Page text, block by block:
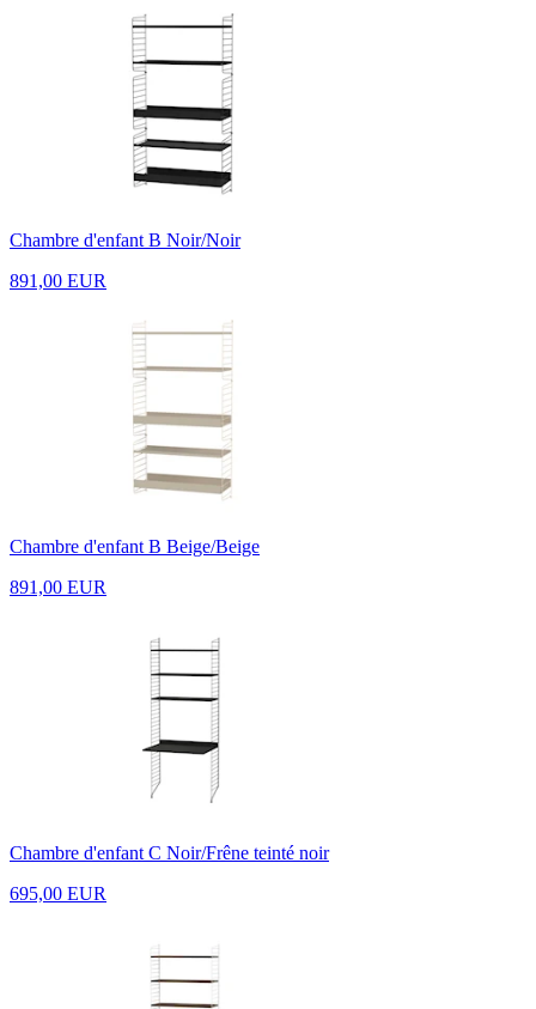
Chambre d'enfant B Noir/Noir
891,00 EUR
Chambre d'enfant B Beige/Beige
891,00 EUR
Chambre d'enfant C Noir/Frêne teinté noir
695,00 EUR